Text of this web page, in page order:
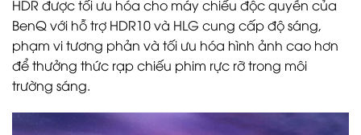
HDR được tối ưu hóa cho máy chiếu độc quyền của
BenQ với hỗ trợ HDR10 và HLG cung cấp độ sáng,
phạm vi tương phản và tối ưu hóa hình ảnh cao hơn
để thưởng thức rạp chiếu phim rực rỡ trong môi
trường sáng.